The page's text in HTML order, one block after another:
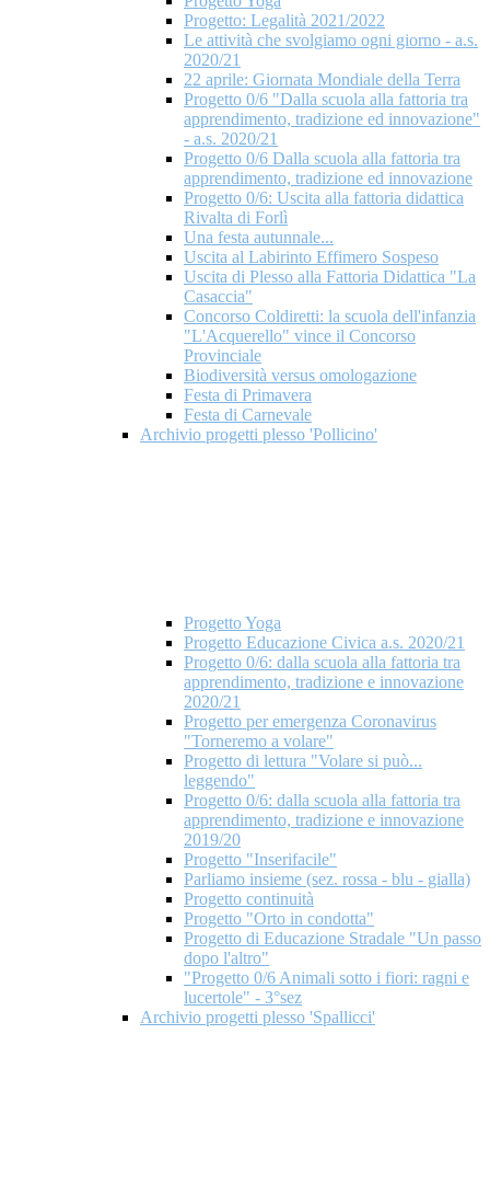
Progetto: Legalità 2021/2022
Le attività che svolgiamo ogni giorno - a.s.
2020/21
22 aprile: Giornata Mondiale della Terra
Progetto 0/6 "Dalla scuola alla fattoria tra
apprendimento, tradizione ed innovazione"
- a.s. 2020/21
Progetto 0/6 Dalla scuola alla fattoria tra
apprendimento, tradizione ed innovazione
Progetto 0/6: Uscita alla fattoria didattica
Rivalta di Forlì
Una festa autunnale...
Uscita al Labirinto Effimero Sospeso
Uscita di Plesso alla Fattoria Didattica "La
Casaccia"
Concorso Coldiretti: la scuola dell'infanzia
"L'Acquerello" vince il Concorso
Provinciale
Biodiversità versus omologazione
Festa di Primavera
Festa di Carnevale
Archivio progetti plesso 'Pollicino'
Progetto Yoga
Progetto Educazione Civica a.s. 2020/21
Progetto 0/6: dalla scuola alla fattoria tra
apprendimento, tradizione e innovazione
2020/21
Progetto per emergenza Coronavirus
"Torneremo a volare"
Progetto di lettura "Volare si può...
leggendo"
Progetto 0/6: dalla scuola alla fattoria tra
apprendimento, tradizione e innovazione
2019/20
Progetto "Inserifacile"
Parliamo insieme (sez. rossa - blu - gialla)
Progetto continuità
Progetto "Orto in condotta"
Progetto di Educazione Stradale "Un passo
dopo l'altro"
"Progetto 0/6 Animali sotto i fiori: ragni e
lucertole" - 3°sez
Archivio progetti plesso 'Spallicci'